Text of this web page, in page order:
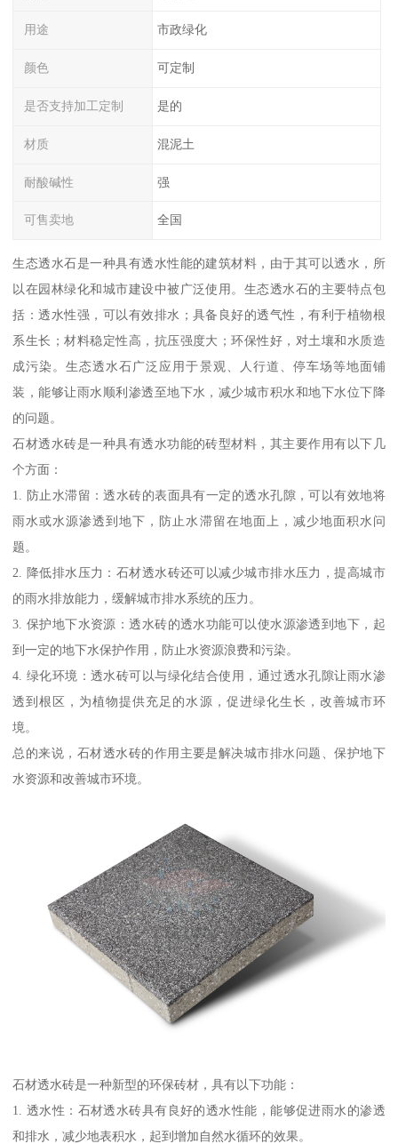
用途 市政绿化
颜色 可定制
是否支持加工定制 是的
材质 混泥土
耐酸碱性 强
可售卖地 全国
生态透水石是一种具有透水性能的建筑材料，由于其可以透水，所
以在园林绿化和城市建设中被广泛使用。生态透水石的主要特点包
括：透水性强，可以有效排水；具备良好的透气性，有利于植物根
系生长；材料稳定性高，抗压强度大；环保性好，对土壤和水质造
成污染。生态透水石广泛应用于景观、人行道、停车场等地面铺
装，能够让雨水顺利渗透至地下水，减少城市积水和地下水位下降
的问题。
石材透水砖是一种具有透水功能的砖型材料，其主要作用有以下几
个方面：
1. 防止水滞留：透水砖的表面具有一定的透水孔隙，可以有效地将
雨水或水源渗透到地下，防止水滞留在地面上，减少地面积水问
题。
2. 降低排水压力：石材透水砖还可以减少城市排水压力，提高城市
的雨水排放能力，缓解城市排水系统的压力。
3. 保护地下水资源：透水砖的透水功能可以使水源渗透到地下，起
到一定的地下水保护作用，防止水资源浪费和污染。
4. 绿化环境：透水砖可以与绿化结合使用，通过透水孔隙让雨水渗
透到根区，为植物提供充足的水源，促进绿化生长，改善城市环
境。
总的来说，石材透水砖的作用主要是解决城市排水问题、保护地下
水资源和改善城市环境。
石材透水砖是一种新型的环保砖材，具有以下功能：
1. 透水性：石材透水砖具有良好的透水性能，能够促进雨水的渗透
和排水，减少地表积水，起到增加自然水循环的效果。